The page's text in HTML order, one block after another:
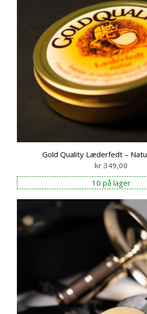
Gold Quality Læderfedt –
kr 349,00
10 på lager